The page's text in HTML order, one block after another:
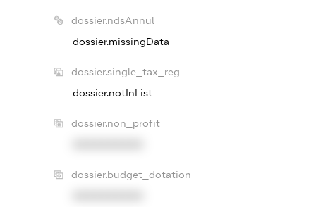
dossier.ndsAnnul
dossier.missingData
dossier.single_tax_reg
dossier.notInList
dossier.non_profit
dossier.budget_dotation